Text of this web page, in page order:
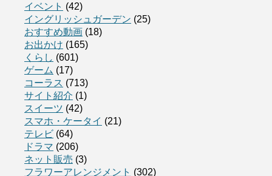
イベント (42)
イングリッシュガーデン (25)
おすすめ動画 (18)
お出かけ (165)
くらし (601)
ゲーム (17)
コーラス (713)
サイト紹介 (1)
スイーツ (42)
スマホ・ケータイ (21)
テレビ (64)
ドラマ (206)
ネット販売 (3)
フラワーアレンジメント (302)